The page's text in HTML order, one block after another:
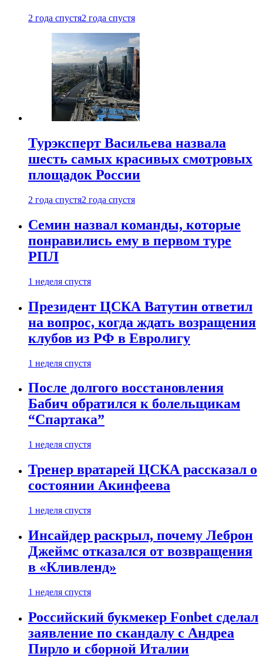
2 года спустя2 года спустя
Турэксперт Васильева назвала
шесть самых красивых смотровых
площадок России
2 года спустя2 года спустя
Семин назвал команды, которые
понравились ему в первом туре
РПЛ
1 неделя спустя
Президент ЦСКА Ватутин ответил
на вопрос, когда ждать возращения
клубов из РФ в Евролигу
1 неделя спустя
После долгого восстановления
Бабич обратился к болельщикам
“Спартака”
1 неделя спустя
Тренер вратарей ЦСКА рассказал о
состоянии Акинфеева
1 неделя спустя
Инсайдер раскрыл, почему Леброн
Джеймс отказался от возвращения
в «Кливленд»
1 неделя спустя
Российский букмекер Fonbet сделал
заявление по скандалу с Андреа
Пирло и сборной Италии